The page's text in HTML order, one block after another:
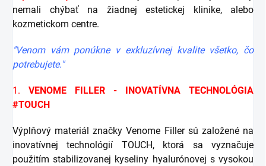
nemali chýbať na žiadnej estetickej klinike, alebo
kozmetickom centre.
"Venom vám ponúkne v exkluzívnej kvalite všetko, čo
potrebujete."
1. VENOME FILLER - INOVATÍVNA TECHNOLÓGIA
#TOUCH
Výplňový materiál značky Venome Filler sú založené na
inovatívnej technológií TOUCH, ktorá sa vyznačuje
použitím stabilizovanej kyseliny hyalurónovej s vysokou